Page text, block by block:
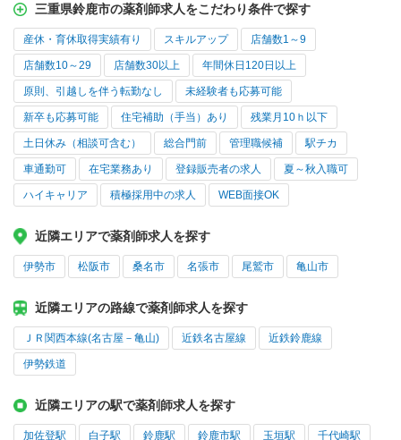
三重県鈴鹿市の薬剤師求人をこだわり条件で探す
産休・育休取得実績有り スキルアップ 店舗数1～9
店舗数10～29 店舗数30以上 年間休日120日以上
原則、引越しを伴う転勤なし 未経験者も応募可能
新卒も応募可能 住宅補助（手当）あり 残業月10ｈ以下
土日休み（相談可含む） 総合門前 管理職候補 駅チカ
車通勤可 在宅業務あり 登録販売者の求人 夏～秋入職可
ハイキャリア 積極採用中の求人 WEB面接OK
近隣エリアで薬剤師求人を探す
伊勢市 松阪市 桑名市 名張市 尾鷲市 亀山市
近隣エリアの路線で薬剤師求人を探す
ＪＲ関西本線(名古屋－亀山) 近鉄名古屋線 近鉄鈴鹿線
伊勢鉄道
近隣エリアの駅で薬剤師求人を探す
加佐登駅 白子駅 鈴鹿駅 鈴鹿市駅 玉垣駅 千代崎駅